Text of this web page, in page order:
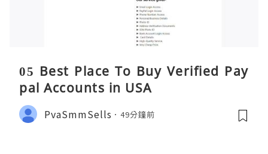
05 Best Place To Buy Verified Pay
pal Accounts in USA
PvaSmmSells 49分鐘前